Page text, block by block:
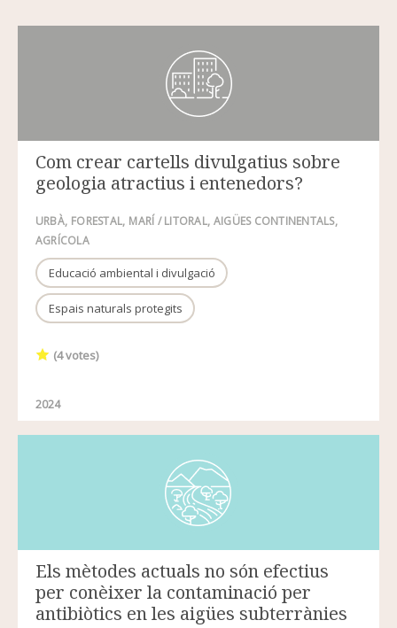
Com crear cartells divulgatius sobre
geologia atractius i entenedors?
URBÀ FORESTAL MARÍ / LITORAL AIGÜES CONTINENTALS
AGRÍCOLA
Educació ambiental i divulgació
Espais naturals protegits
(4votes)
2024
Els mètodes actuals no són efectius
per conèixer la contaminació per
antibiòtics en les aigües subterrànies